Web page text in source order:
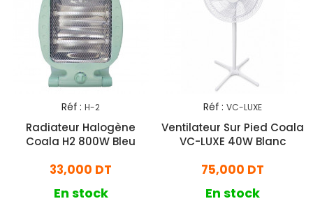
Réf : H-2
Radiateur Halogène
Coala H2 800W Bleu
33,000 DT
En stock
Réf : VC-LUXE
Ventilateur Sur Pied Coala
VC-LUXE 40W Blanc
75,000 DT
En stock